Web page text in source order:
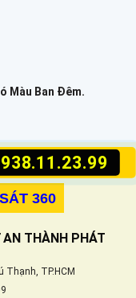
Màu Ban Ðêm.
360
THÀNH PHÁT
Thạnh, TP.HCM